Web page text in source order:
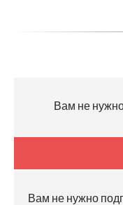
Вам не
Вам не нужно